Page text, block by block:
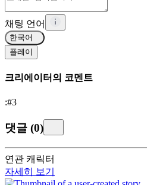
채팅 언어
한국어
플레이
크리에이터의 코멘트
:#3
댓글 (0)
연관 캐릭터
자세히 보기